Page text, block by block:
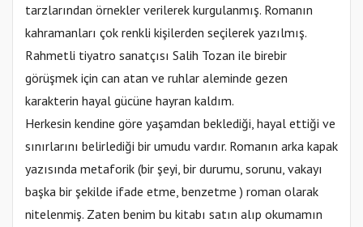
tarzlarından örnekler verilerek kurgulanmış. Romanın
kahramanları çok renkli kişilerden seçilerek yazılmış.
Rahmetli tiyatro sanatçısı Salih Tozan ile birebir
görüşmek için can atan ve ruhlar aleminde gezen
karakterin hayal gücüne hayran kaldım.
Herkesin kendine göre yaşamdan beklediği, hayal ettiği ve
sınırlarını belirlediği bir umudu vardır. Romanın arka kapak
yazısında metaforik (bir şeyi, bir durumu, sorunu, vakayı
başka bir şekilde ifade etme, benzetme ) roman olarak
nitelenmiş. Zaten benim bu kitabı satın alıp okumamın